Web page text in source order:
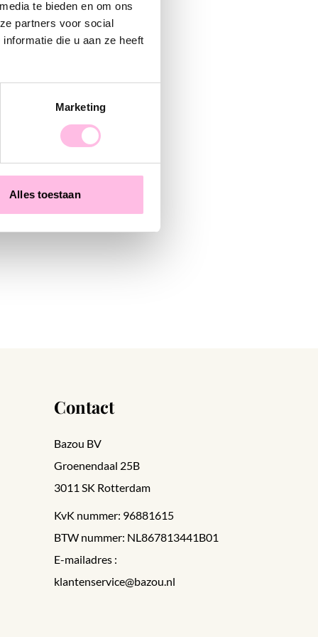
te bieden en om ons
partners voor social
die u aan ze heeft
Marketing
Alles toestaan
bright baby!
Contact
Bazou BV
Groenendaal 25B
3011 SK Rotterdam
KvK nummer: 96881615
BTW nummer: NL867813441B01
E-mailadres :
klantenservice@bazou.nl